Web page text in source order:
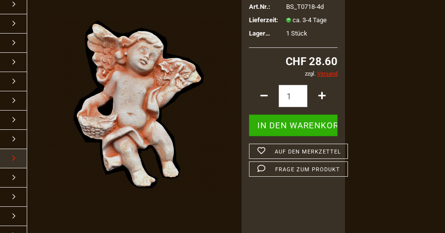
Art.Nr.:
BS_T0718-4d
Lieferzeit:
ca. 3-4 Tage
Lagerbestand:
1 Stück
CHF 28.60
zzgl. Versand
AUF DEN MERKZETTEL
FRAGE ZUM PRODUKT